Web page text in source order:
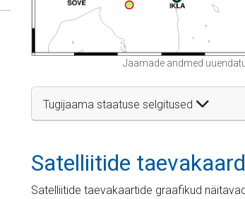
Jaamade andmed
Tugijaama staatuse selgitused
Satelliitide
Satelliitide taevakaartide graafikud